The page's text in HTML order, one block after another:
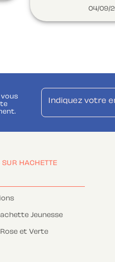
04/09/
vous
Indiquez votre
SUR HACHETTE
Jeunesse
et Verte